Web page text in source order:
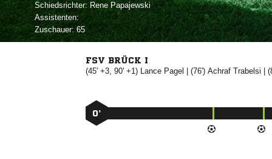
Schiedsrichter: 
Assistenten:
Zuschauer:65
FSV BRÜCK I
(45' +3, 90' +1)  | (76')  |
0’